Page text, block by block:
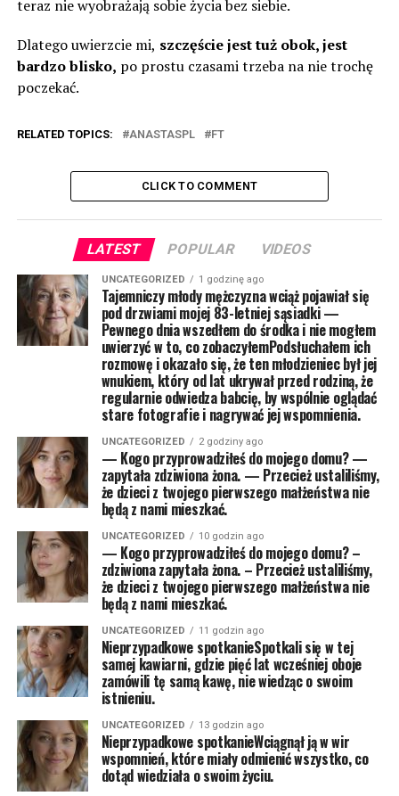
teraz nie wyobrażają sobie życia bez siebie.
Dlatego uwierzcie mi, szczęście jest tuż obok, jest
bardzo blisko, po prostu czasami trzeba na nie trochę
poczekać.
RELATED TOPICS: ANASTASPL FT
CLICK TO COMMENT
LATEST POPULAR VIDEOS
UNCATEGORIZED 1 godzinę ago
Tajemniczy młody mężczyzna wciąż pojawiał się
pod drzwiami mojej 83-letniej sąsiadki —
Pewnego dnia wszedłem do środka i nie mogłem
uwierzyć w to, co zobaczyłemPodsłuchałem ich
rozmowę i okazało się, że ten młodzieniec był jej
wnukiem, który od lat ukrywał przed rodziną, że
regularnie odwiedza babcię, by wspólnie oglądać
stare fotografie i nagrywać jej wspomnienia.
UNCATEGORIZED 2 godziny ago
— Kogo przyprowadziłeś do mojego domu? —
zapytała zdziwiona żona. — Przecież ustaliliśmy,
że dzieci z twojego pierwszego małżeństwa nie
będą z nami mieszkać.
UNCATEGORIZED 10 godzin ago
— Kogo przyprowadziłeś do mojego domu? –
zdziwiona zapytała żona. – Przecież ustaliliśmy,
że dzieci z twojego pierwszego małżeństwa nie
będą z nami mieszkać.
UNCATEGORIZED 11 godzin ago
Nieprzypadkowe spotkanieSpotkali się w tej
samej kawiarni, gdzie pięć lat wcześniej oboje
zamówili tę samą kawę, nie wiedząc o swoim
istnieniu.
UNCATEGORIZED 13 godzin ago
Nieprzypadkowe spotkanieWciągnął ją w wir
wspomnień, które miały odmienić wszystko, co
dotąd wiedziała o swoim życiu.